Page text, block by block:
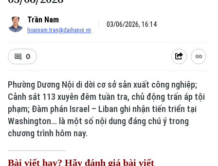
Trần Nam
hoainam.tran@daihanoi.vn
03/06/2026, 16:14
0
Phường Dương Nội di dời cơ sở sản xuất công nghiệp;
Cảnh sát 113 xuyên đêm tuần tra, chủ động trấn áp tội
phạm; Đàm phán Israel – Liban ghi nhận tiến triển tại
Washington... là một số nội dung đáng chú ý trong
chương trình hôm nay.
Bài viết hay? Hãy đánh giá bài viết